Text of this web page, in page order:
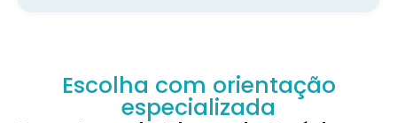
Escolha com orientação
especializada